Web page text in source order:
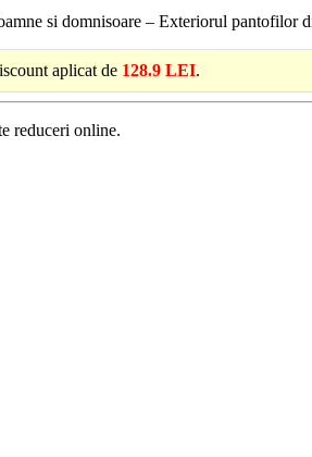
si domnisoare – Exteriorul pantofilor
aplicat de 128.9 LEI.
reduceri online.